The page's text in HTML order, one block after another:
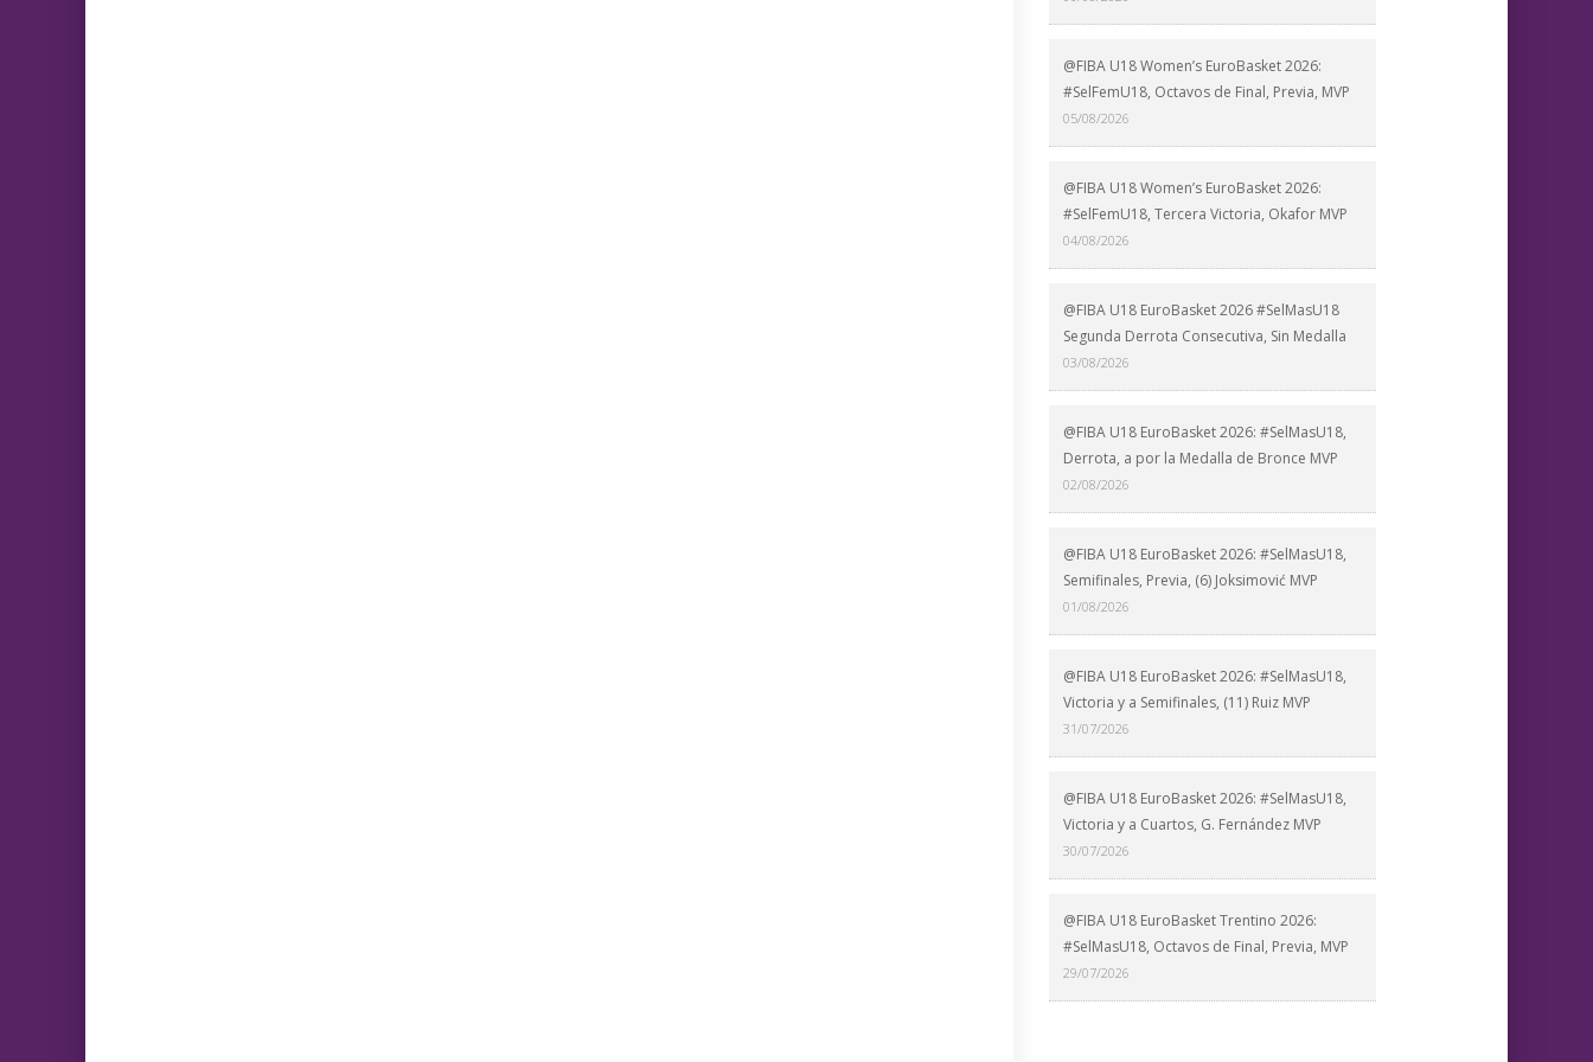
@FIBA U18 Women’s EuroBasket 2026:
#SelFemU18, Octavos de Final, Previa, MVP
05/08/2026
@FIBA U18 Women’s EuroBasket 2026:
#SelFemU18, Tercera Victoria, Okafor MVP
04/08/2026
@FIBA U18 EuroBasket 2026 #SelMasU18
Segunda Derrota Consecutiva, Sin Medalla
03/08/2026
@FIBA U18 EuroBasket 2026: #SelMasU18,
Derrota, a por la Medalla de Bronce MVP
02/08/2026
@FIBA U18 EuroBasket 2026: #SelMasU18,
Semifinales, Previa, (6) Joksimović MVP
01/08/2026
@FIBA U18 EuroBasket 2026: #SelMasU18,
Victoria y a Semifinales, (11) Ruiz MVP
31/07/2026
@FIBA U18 EuroBasket 2026: #SelMasU18,
Victoria y a Cuartos, G. Fernández MVP
30/07/2026
@FIBA U18 EuroBasket Trentino 2026:
#SelMasU18, Octavos de Final, Previa, MVP
29/07/2026